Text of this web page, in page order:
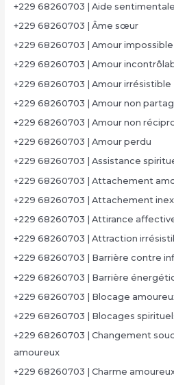
+229 68260703 | Aide
+229 68260703 | Âme sœur
+229 68260703 | Amour impossible
+229 68260703 | Amour
+229 68260703 | Amour irrésistible
+229 68260703 | Amour non
+229 68260703 | Amour non
+229 68260703 | Amour perdu
+229 68260703 | Assistance
+229 68260703 | Attachement
+229 68260703 | Attachement
+229 68260703 | Attirance
+229 68260703 | Attraction
+229 68260703 | Barrière contre
+229 68260703 | Barrière
+229 68260703 | Blocage
+229 68260703 | Blocages
+229 68260703 | Changement
amoureux
+229 68260703 | Charme